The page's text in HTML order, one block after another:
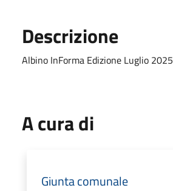
Descrizione
Albino InForma Edizione Luglio 2025
A cura di
Giunta comunale